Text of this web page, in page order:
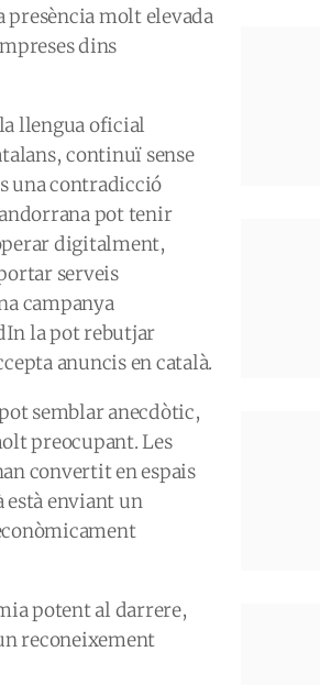
molt elevada
dins
llengua oficial
continuï sense
una contradicció
pot tenir
digitalment,
serveis
campanya
la pot rebutjar
anuncis en català.
semblar anecdòtic,
preocupant. Les
convertit en espais
enviant un
potent al darrere,
reconeixement